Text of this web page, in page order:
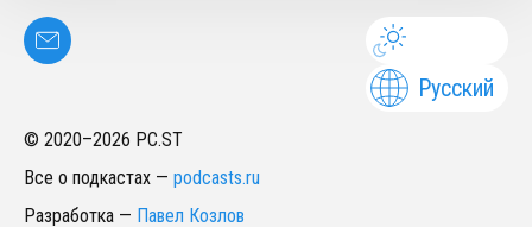
Русский
© 2020–2026 PC.ST
Все о подкастах — podcasts.ru
Разработка — Павел Козлов